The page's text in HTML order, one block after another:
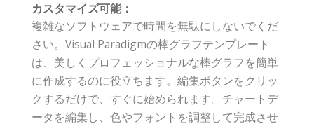
カスタマイズ可能：
複雑なソフトウェアで時間を無駄にしないでくだ
さい。Visual Paradigmの棒グラフテンプレート
は、美しくプロフェッショナルな棒グラフを簡単
に作成するのに役立ちます。編集ボタンをクリッ
クするだけで、すぐに始められます。チャートデ
ータを編集し、色やフォントを調整して完成させ